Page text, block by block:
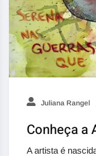
Juliana Rangel
Conheça a
A artista é